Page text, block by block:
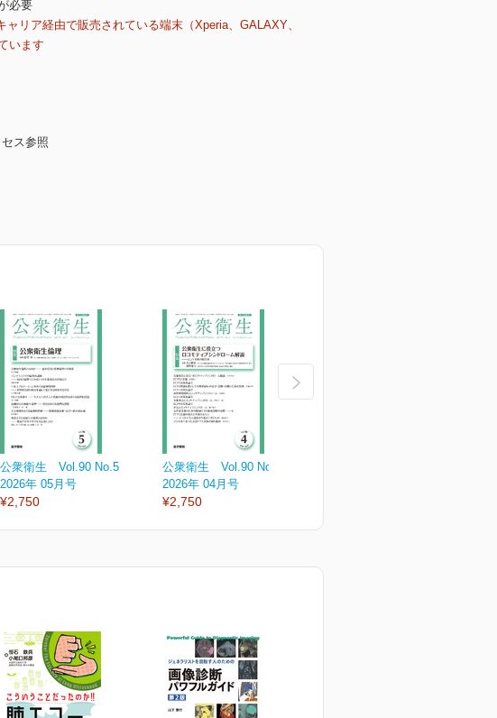
必要
リア経由で販売されている端末（Xperia、GALAXY、
います
ス参照
公衆衛生 Vol.90 No.5
2026年 05月号
¥2,750
公衆衛生 Vol.90 No.4
2026年 04月号
¥2,750